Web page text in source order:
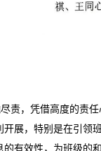
责，凭借高度的责
展，特别是在引
有效性，为班级的